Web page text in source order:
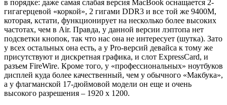
в порядке: даже самая слабая версия MacBook оснащается 2-
гигагерцевой «коркой», 2 гигами DDR3 и все той же 9400M,
которая, кстати, функционирует на несколько более высоких
частотах, чем в Air. Правда, у данной версии лэптопа нет
подсветки кнопок, так что нас она не интересует (шутка). Зато
у всех остальных она есть, а у Pro-версий девайса к тому же
присутствуют и дискретная графика, и слот ExpressCard, и
разъем FireWire. Кроме того, у «профессиональных» ноутбуков
дисплей куда более качественный, чем у обычного «Макбука»,
а у флагманской 17-дюймовой модели он еще и очень
высокого разрешения – 1920 х 1200.